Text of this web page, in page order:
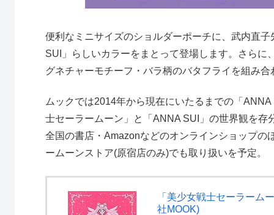
便利なミニサイズのショルダーポーチに、武内直
SUI」らしいカラーをまとって登場します。さら
グネチャーモチーフ・バラ柄のバタフライを組み
ムックでは2014年から現在にいたるまでの「
士セーラームーン」と「ANNA SUI」の世界観を存
全国の書店・Amazonなどのオンラインショップの
ームーンストア(原宿店のみ)でも取り扱いを予定。
「美少女戦士セーラーム
社MOOK)